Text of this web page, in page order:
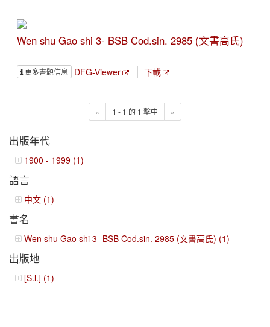
Wen shu Gao shi 3- BSB Cod.sin. 2985 (文書高氏)
更多書題信息 DFG-Viewer 下載
« 1 - 1 的 1 擊中 »
出版年代
1900 - 1999 (1)
語言
中文 (1)
書名
Wen shu Gao shi 3- BSB Cod.sin. 2985 (文書高氏) (1)
出版地
[S.l.] (1)